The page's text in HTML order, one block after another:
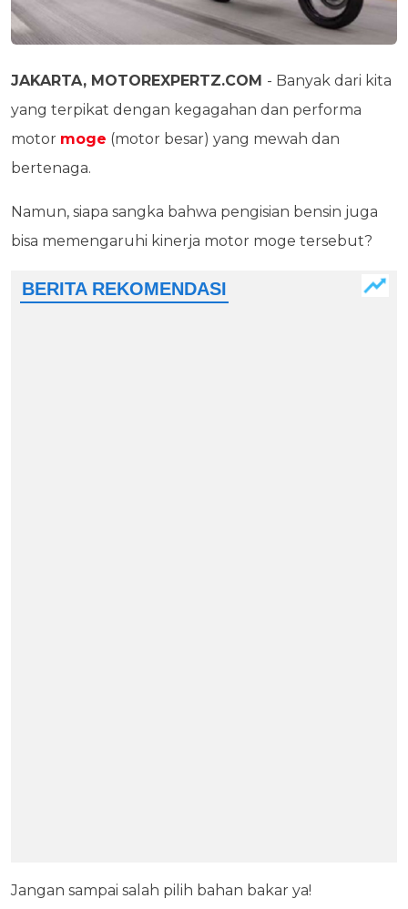
JAKARTA, MOTOREXPERTZ.COM - Banyak dari kita
yang terpikat dengan kegagahan dan performa
motor moge (motor besar) yang mewah dan
bertenaga.
Namun, siapa sangka bahwa pengisian bensin juga
bisa memengaruhi kinerja motor moge tersebut?
Jangan sampai salah pilih bahan bakar ya!